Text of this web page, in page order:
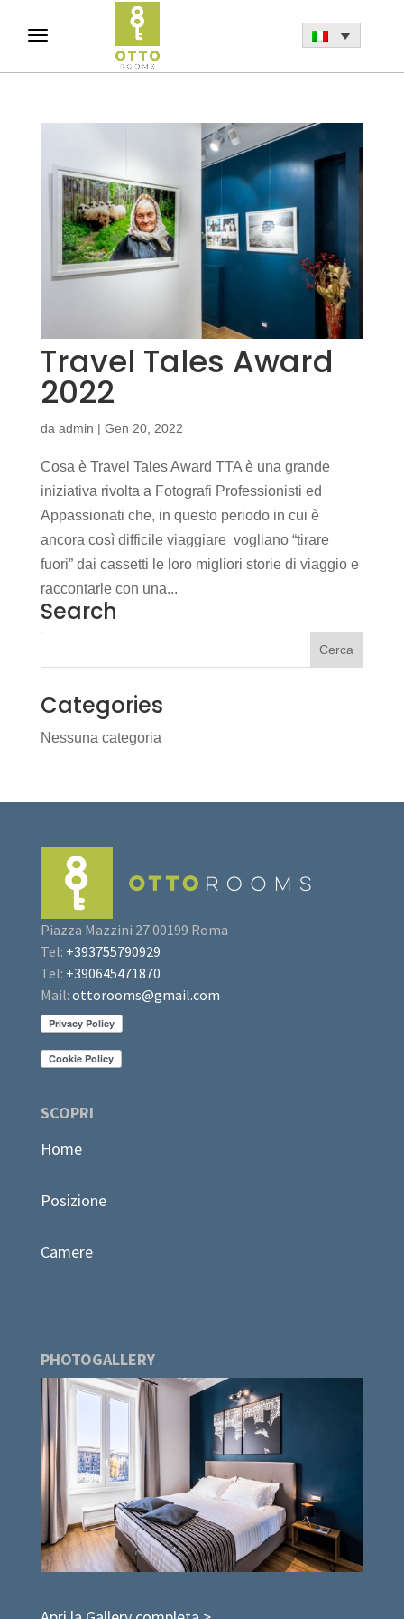
Travel Tales Award
2022
da admin | Gen 20, 2022
Cosa è Travel Tales Award TTA è una grande
iniziativa rivolta a Fotografi Professionisti ed
Appassionati che, in questo periodo in cui è
ancora così difficile viaggiare vogliano “tirare
fuori” dai cassetti le loro migliori storie di viaggio e
raccontarle con una...
Search
Categories
Nessuna categoria
Piazza Mazzini 27 00199 Roma
Tel: +393755790929
Tel: +390645471870
Mail: ottorooms@gmail.com
SCOPRI
Home
Posizione
Camere
PHOTOGALLERY